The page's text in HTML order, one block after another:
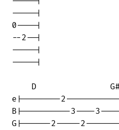
-----|
0----|
--2--|
-----|
-----|
D
e|--------
B|----------3----
G|------2-----